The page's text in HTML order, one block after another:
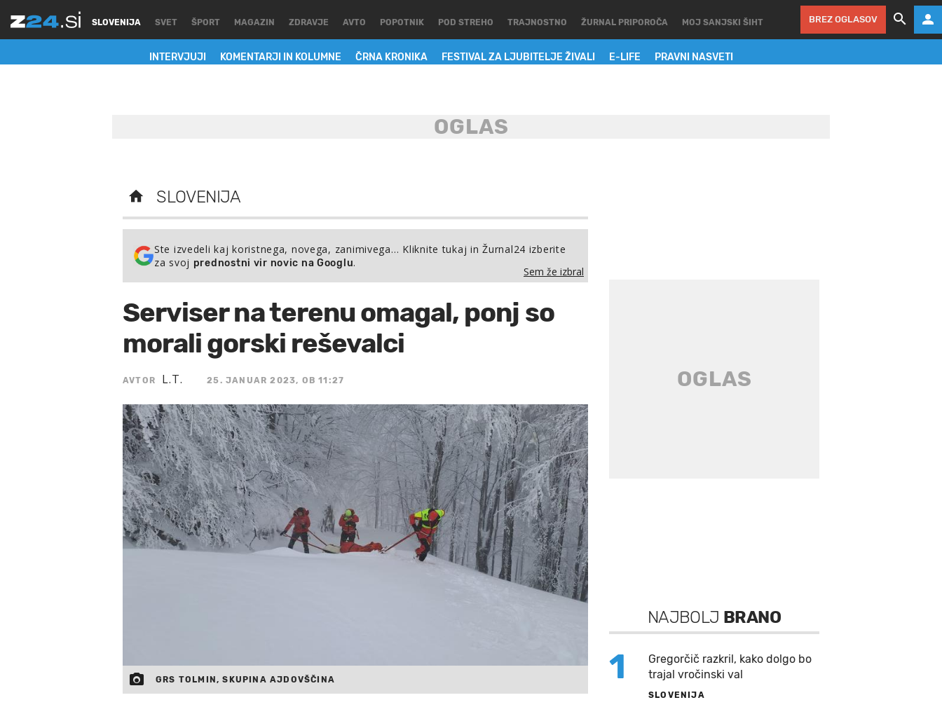
SLOVENIJA
INTERVJUJI KOMENTARJI IN KOLUMNE ČRNA KRONIKA FESTIVAL ZA LJUBITELJE ŽIVALI E-LIFE PRAVNI NASVETI
SVET ŠPORT MAGAZIN ZDRAVJE AVTO POPOTNIK POD STREHO TRAJNOSTNO ŽURNAL PRIPOROČA MOJ SANJSKI ŠIHT BREZ OGLASOV
SLOVENIJA
Ste izvedeli kaj koristnega, novega, zanimivega… Kliknite tukaj in Žurnal24 izberite
za svoj prednostni vir novic na Googlu.
Sem že izbral
Serviser na terenu omagal, ponj so
morali gorski reševalci
AVTOR L.T. 25. JANUAR 2023, OB 11:27
GRS TOLMIN, SKUPINA AJDOVŠČINA
NAJBOLJ BRANO
1
Gregorčič razkril, kako dolgo bo
trajal vročinski val
SLOVENIJA